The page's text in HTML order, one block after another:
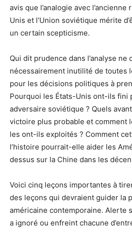
avis que l’analogie avec
Unis et l’Union soviétique mérite
un certain scepticisme.
Qui dit prudence dans l’analyse ne
nécessairement inutilité de toutes
pour les décisions politiques à
Pourquoi les États-Unis ont-ils fini
adversaire soviétique ? Quels
victoire plus probable et comment
les ont-ils exploités ? Comment
l’histoire pourrait-elle aider les
dessus sur la Chine dans les
Voici cinq leçons importantes à
des leçons qui devraient guider la
américaine contemporaine. Alerte
a ignoré ou enfreint chacune